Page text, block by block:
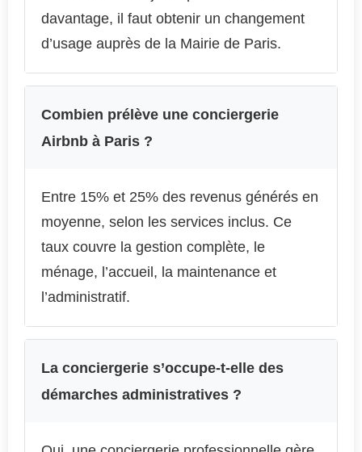
davantage, il faut obtenir un changement
d’usage auprès de la Mairie de Paris.
Combien prélève une conciergerie
Airbnb à Paris ?
Entre 15% et 25% des revenus générés en
moyenne, selon les services inclus. Ce
taux couvre la gestion complète, le
ménage, l’accueil, la maintenance et
l’administratif.
La conciergerie s’occupe-t-elle des
démarches administratives ?